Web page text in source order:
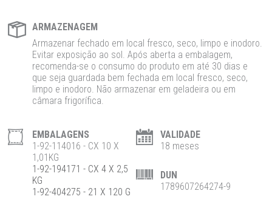
ARMAZENAGEM
Armazenar fechado em local fresco, seco, limpo e inodoro.
Evitar exposição ao sol. Após aberta a embalagem,
recomenda-se o consumo do produto em até 30 dias e
que seja guardada bem fechada em local fresco, seco,
limpo e inodoro. Não armazenar em geladeira ou em
câmara frigorífica.
EMBALAGENS
1-92-114016 - CX 10 X
1,01KG
1-92-194171 - CX 4 X 2,5
KG
1-92-404275 - 21 X 120 G
VALIDADE
18 meses
DUN
1789607264274-9